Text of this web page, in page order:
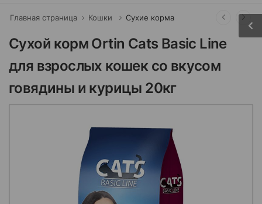
Главная страница Кошки Сухие корма
Сухой корм Ortin Cats Basic Line
для взрослых кошек со вкусом
говядины и курицы 20кг